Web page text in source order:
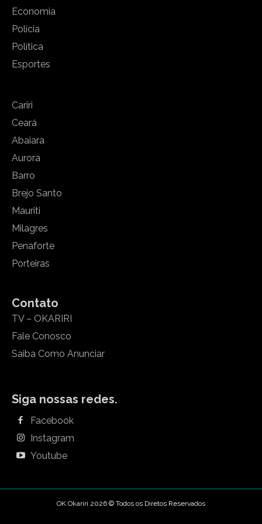
Economia
Polícia
Política
Esportes
Cariri
Ceará
Abaiara
Aurora
Barro
Brejo Santo
Mauriti
Milagres
Penaforte
Porteiras
Contato
TV – OKARIRI
Fale Conosco
Saiba Como Anunciar
Siga nossas redes.
Facebook
Instagram
Youtube
OK Okariri 2026 © Todos os Diretos Reservados